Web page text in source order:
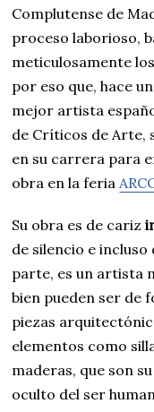
Complutense de
proceso laborioso,
meticulosamente
por eso que, hace
mejor artista
de Críticos de Arte,
en su carrera para
obra en la feria
Su obra es de cariz
de silencio e
parte, es un artista
bien pueden ser de
piezas
elementos como
maderas, que son
oculto del ser